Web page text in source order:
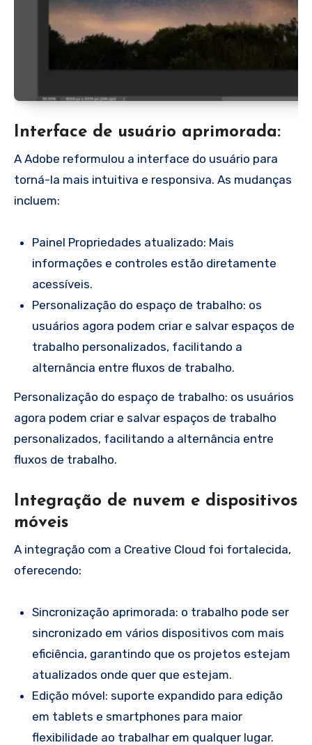
Interface de usuário aprimorada:
A Adobe reformulou a interface do usuário para
torná-la mais intuitiva e responsiva. As mudanças
incluem:
Painel Propriedades atualizado: Mais
informações e controles estão diretamente
acessíveis.
Personalização do espaço de trabalho: os
usuários agora podem criar e salvar espaços de
trabalho personalizados, facilitando a
alternância entre fluxos de trabalho.
Personalização do espaço de trabalho: os usuários
agora podem criar e salvar espaços de trabalho
personalizados, facilitando a alternância entre
fluxos de trabalho.
Integração de nuvem e dispositivos
móveis
A integração com a Creative Cloud foi fortalecida,
oferecendo:
Sincronização aprimorada: o trabalho pode ser
sincronizado em vários dispositivos com mais
eficiência, garantindo que os projetos estejam
atualizados onde quer que estejam.
Edição móvel: suporte expandido para edição
em tablets e smartphones para maior
flexibilidade ao trabalhar em qualquer lugar.